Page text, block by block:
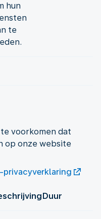
hun
te
voorkomen dat
op onze website
privacyverklaring
Duur